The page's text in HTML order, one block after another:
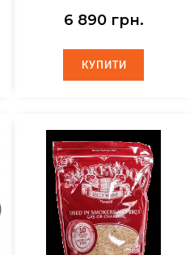
6 890 грн.
КУПИТИ
КУПИТИ